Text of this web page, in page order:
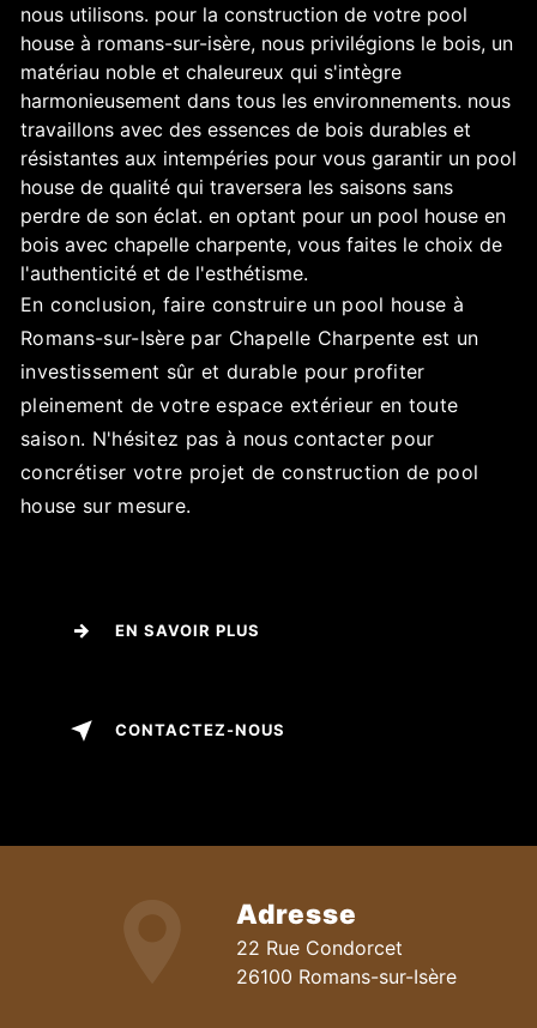
nous utilisons. pour la construction de votre pool
house à romans-sur-isère, nous privilégions le bois, un
matériau noble et chaleureux qui s'intègre
harmonieusement dans tous les environnements. nous
travaillons avec des essences de bois durables et
résistantes aux intempéries pour vous garantir un pool
house de qualité qui traversera les saisons sans
perdre de son éclat. en optant pour un pool house en
bois avec chapelle charpente, vous faites le choix de
l'authenticité et de l'esthétisme.
En conclusion, faire construire un pool house à
Romans-sur-Isère par Chapelle Charpente est un
investissement sûr et durable pour profiter
pleinement de votre espace extérieur en toute
saison. N'hésitez pas à nous contacter pour
concrétiser votre projet de construction de pool
house sur mesure.
EN SAVOIR PLUS
CONTACTEZ-NOUS
Adresse
22 Rue Condorcet
26100 Romans-sur-Isère